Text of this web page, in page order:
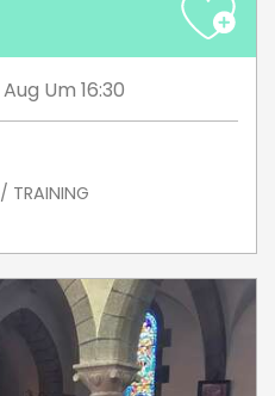
Aug Um 16:30
TRAINING